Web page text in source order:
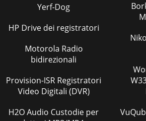
Yerf-Dog
HP Drive dei registratori
Motorola Radio
bidirezionali
Provision-ISR Registratori
Video Digitali (DVR)
H2O Audio Custodie per
Bork SS AAR
Nikon WR-1
VuQube V30